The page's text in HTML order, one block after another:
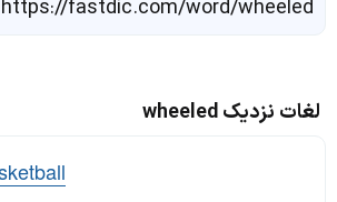
https://fastdic.com/word/wheeled
لغات نزدیک wheeled